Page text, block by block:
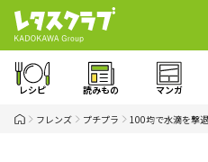
レシピ 読みもの マンガ
フレンズ プチプラ 100均で水滴を撃